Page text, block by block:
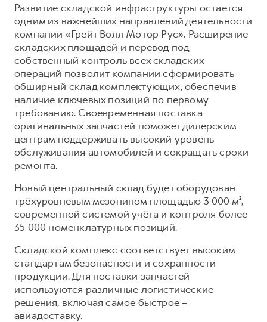
Развитие складской инфраструктуры остается
одним из важнейших направлений деятельности
компании «Грейт Волл Мотор Рус». Расширение
складских площадей и перевод под
собственный контроль всех складских
операций позволит компании сформировать
обширный склад комплектующих, обеспечив
наличие ключевых позиций по первому
требованию. Своевременная поставка
оригинальных запчастей поможет дилерским
центрам поддерживать высокий уровень
обслуживания автомобилей и сокращать сроки
ремонта.
Новый центральный склад будет оборудован
трёхуровневым мезонином площадью 3 000 м²,
современной системой учёта и контроля более
35 000 номенклатурных позиций.
Складской комплекс соответствует высоким
стандартам безопасности и сохранности
продукции. Для поставки запчастей
используются различные логистические
решения, включая самое быстрое –
авиадоставку.